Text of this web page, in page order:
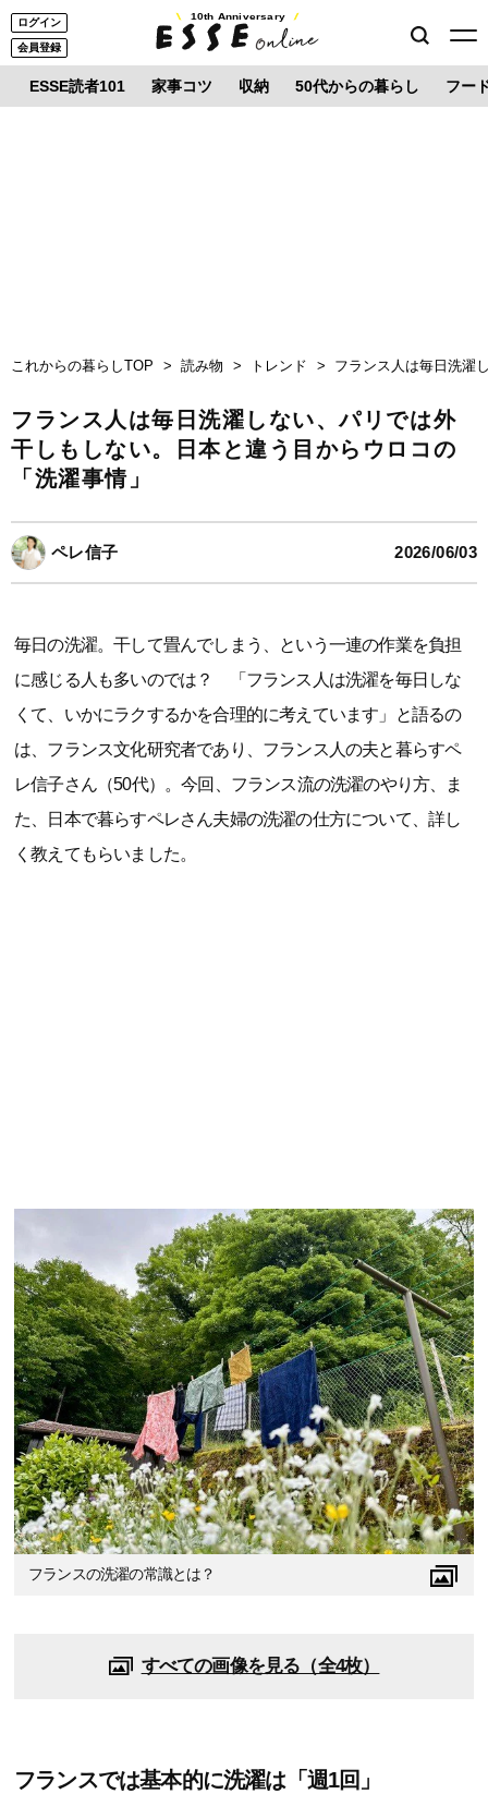
ログイン
会員登録
10th Anniversary
ESSE読者101 家事コツ 収納 50代からの暮らし フー
これからの暮らしTOP 読み物 トレンド フランス人は毎日洗濯
フランス人は毎日洗濯しない、パリでは外
干しもしない。日本と違う目からウロコの
「洗濯事情」
ペレ信子 2026/06/03
毎日の洗濯。干して畳んでしまう、という一連の作業を負担
に感じる人も多いのでは？ 「フランス人は洗濯を毎日しな
くて、いかにラクするかを合理的に考えています」と語るの
は、フランス文化研究者であり、フランス人の夫と暮らすペ
レ信子さん（50代）。今回、フランス流の洗濯のやり方、ま
た、日本で暮らすペレさん夫婦の洗濯の仕方について、詳し
く教えてもらいました。
フランスの洗濯の常識とは？
すべての画像を見る（全4枚）
フランスでは基本的に洗濯は「週1回」